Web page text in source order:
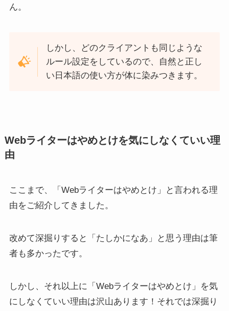
ん。
しかし、どのクライアントも同じような
ルール設定をしているので、自然と正し
い日本語の使い方が体に染みつきます。
Webライターはやめとけを気にしなくていい理
由
ここまで、「Webライターはやめとけ」と言われる理
由をご紹介してきました。
改めて深掘りすると「たしかになあ」と思う理由は筆
者も多かったです。
しかし、それ以上に「Webライターはやめとけ」を気
にしなくていい理由は沢山あります！それでは深掘り